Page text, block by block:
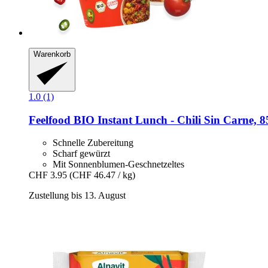
Warenkorb
1.0 (1)
Feelfood BIO Instant Lunch -​ Chili Sin Carne,
Schnelle Zubereitung
Scharf gewürzt
Mit Sonnenblumen-Geschnetzeltes
CHF 3.95 (CHF 46.47 / kg)
Zustellung bis 13. August